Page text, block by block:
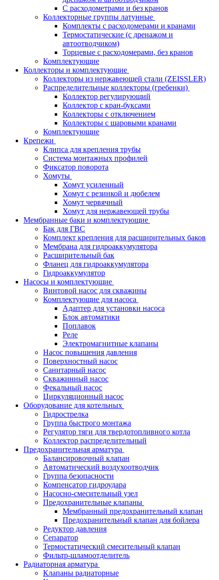
С расходометрами и без кранов
Коллекторные группы латунные
Комплекты с расходомерами и кранами
Термостатические (с дренажом и
автоотводчиком)
Торцевые с расходомерами, без кранов
Комплектующие
Коллекторы и комплектующие
Коллекторы из нержавеющей стали (ZEISSLER)
Распределительные коллекторы (гребенки)
Коллектор регулирующий
Коллектор с кран-буксами
Коллекторы с отключением
Коллекторы с шаровыми кранами
Комплектующие
Крепежи
Клипса для крепления трубы
Система монтажных профилей
Фиксатор поворота
Хомуты
Хомут усиленный
Хомут с резинкой и дюбелем
Хомут червячный
Хомут для нержавеющей трубы
Мембранные баки и комплектующие
Бак для ГВС
Комплект крепления для расширительных баков
Мембрана для гидроаккумулятора
Расширительный бак
Фланец для гидроаккумулятора
Гидроаккумулятор
Насосы и комплектующие
Винтовой насос для скважины
Комплектующие для насоса
Адаптер для установки насоса
Блок автоматики
Поплавок
Реле
Электромагнитные клапаны
Насос повышения давления
Поверхностный насос
Санитарный насос
Скважинный насос
Фекальный насос
Циркуляционный насос
Оборудование для котельных
Гидрострелка
Группа быстрого монтажа
Регулятор тяги для твердотопливного котла
Коллектор распределительный
Предохранительная арматура
Балансировочный клапан
Автоматический воздухоотводчик
Группа безопасности
Компенсатор гидроудара
Насосно-смесительный узел
Предохранительные клапаны
Мембранный предохранительный клапан
Предохранительный клапан для бойлера
Редуктор давления
Сепаратор
Термостатический смесительный клапан
Фильтр-шламоотделитель
Радиаторная арматура
Клапаны радиаторные